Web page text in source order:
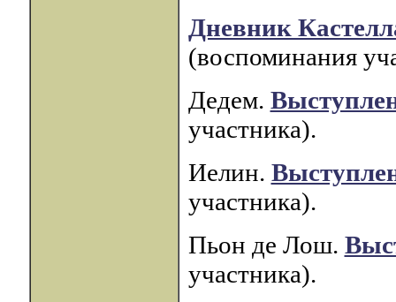
Дневник
(воспоминания
Дедем.
участника).
Иелин.
участника).
Пьон де Лош.
участника).